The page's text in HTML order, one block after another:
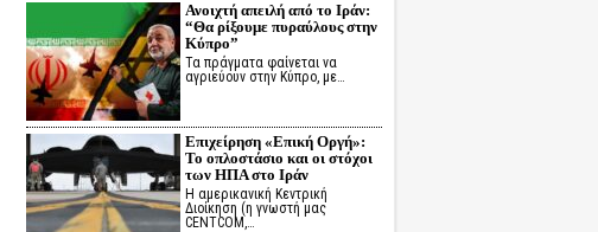
Ανοιχτή απειλή από το Ιράν:
“Θα ρίξουμε πυραύλους στην
Κύπρο”
Τα πράγματα φαίνεται να
αγριεύουν στην Κύπρο, με…
Επιχείρηση «Επική Οργή»:
Το οπλοστάσιο και οι στόχοι
των ΗΠΑ στο Ιράν
Η αμερικανική Κεντρική
Διοίκηση (η γνωστή μας
CENTCOM,…